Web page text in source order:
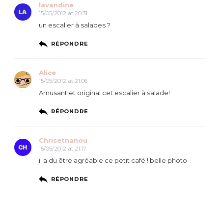
lavandine
15/05/2012 at 20:31
un escalier à salades ?
RÉPONDRE
Alice
15/05/2012 at 21:06
Amusant et original cet escalier à salade!
RÉPONDRE
Chrisetnanou
15/05/2012 at 21:17
il a du être agréable ce petit café ! belle photo
RÉPONDRE